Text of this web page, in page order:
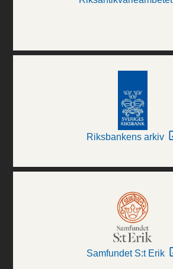
Riksbankens arkiv
Samfundet S:t Erik